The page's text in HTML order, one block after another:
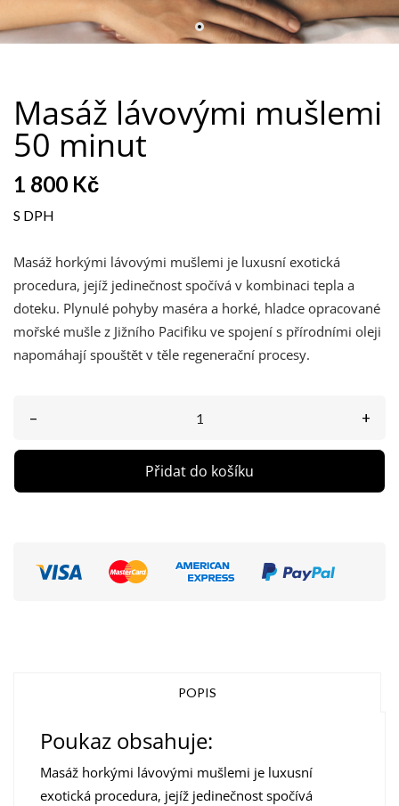
Masáž lávovými mušlemi
50 minut
1 800 Kč
S DPH
Masáž horkými lávovými mušlemi je luxusní exotická
procedura, jejíž jedinečnost spočívá v kombinaci tepla a
doteku. Plynulé pohyby maséra a horké, hladce opracované
mořské mušle z Jižního Pacifiku ve spojení s přírodními oleji
napomáhají spouštět v těle regenerační procesy.
– +
Přidat do košíku
POPIS
Poukaz obsahuje:
Masáž horkými lávovými mušlemi je luxusní
exotická procedura, jejíž jedinečnost spočívá